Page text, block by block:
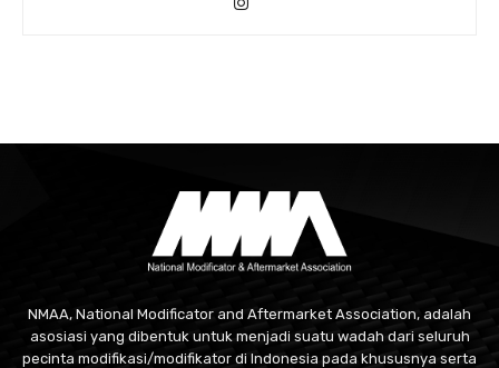
NMAA, National Modificator and Aftermarket Association, adalah
asosiasi yang dibentuk untuk menjadi suatu wadah dari seluruh
pecinta modifikasi/modifikator di Indonesia pada khususnya serta